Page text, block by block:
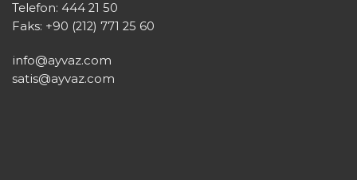
Telefon: 444 21 50
Faks: +90 (212) 771 25 60
info@ayvaz.com
satis@ayvaz.com